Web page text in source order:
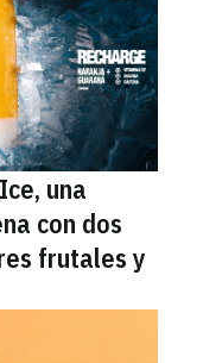
una
con dos
frutales y